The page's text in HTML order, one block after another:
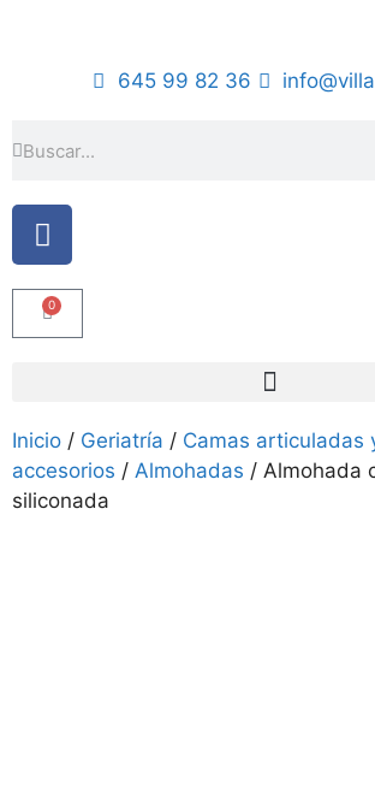
645 99 82 36
0
Inicio / Geriatría / Camas articuladas
accesorios / Almohadas / Almohada
siliconada